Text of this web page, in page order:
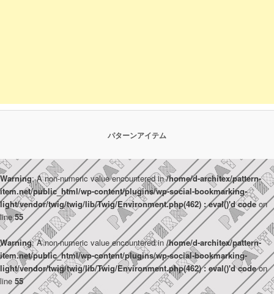
パターンアイテム
Warning: A non-numeric value encountered in/home/d-architex/pattern-
item.net/public_html/wp-content/plugins/wp-social-bookmarking-
light/vendor/twig/twig/lib/Twig/Environment.php(462) : eval()'d codeon
line55
Warning: A non-numeric value encountered in /home/d-architex/pattern-
item.net/public_html/wp-content/plugins/wp-social-bookmarking-
light/vendor/twig/twig/lib/Twig/Environment.php(462) : eval()'d codeon
line 55